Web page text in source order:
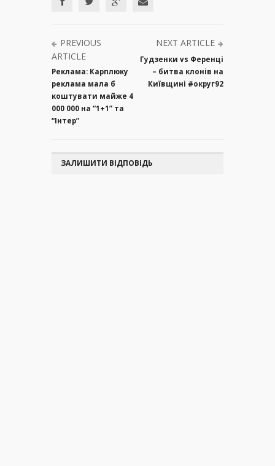
PREVIOUS
ARTICLE
Реклама: Карплюку
реклама мала б
коштувати майже 4
000 000 на “1+1” та
“Інтер”
NEXT ARTICLE
Гудзенки vs Ференці
– битва клонів на
Київщині #округ92
ЗАЛИШИТИ ВІДПОВІДЬ